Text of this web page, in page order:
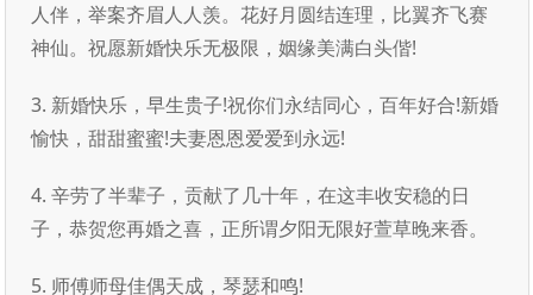
人伴，举案齐眉人人羡。花好月圆结连理，比翼齐飞赛
神仙。祝愿新婚快乐无极限，姻缘美满白头偕!
3. 新婚快乐，早生贵子!祝你们永结同心，百年好合!新婚
愉快，甜甜蜜蜜!夫妻恩恩爱爱到永远!
4. 辛劳了半辈子，贡献了几十年，在这丰收安稳的日
子，恭贺您再婚之喜，正所谓夕阳无限好萱草晚来香。
5. 师傅师母佳偶天成，琴瑟和鸣!